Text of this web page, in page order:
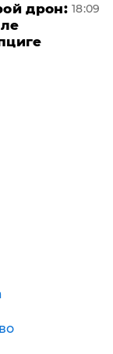
дрон: 18:09